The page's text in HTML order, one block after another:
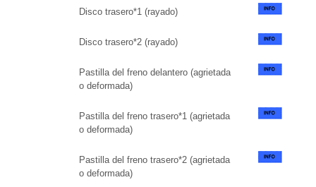
Disco trasero*1 (rayado)
Disco trasero*2 (rayado)
Pastilla del freno delantero (agrietada
o deformada)
Pastilla del freno trasero*1 (agrietada
o deformada)
Pastilla del freno trasero*2 (agrietada
o deformada)